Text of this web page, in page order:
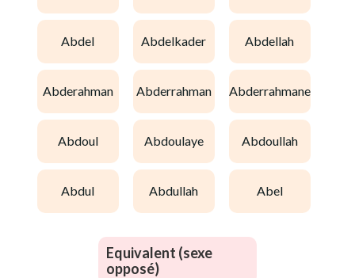
abdel abdelkader abdellah
abderahman abderrahman abderrahmane
abdoul abdoulaye abdoullah
abdul abdullah abel
Equivalent (sexe
opposé)